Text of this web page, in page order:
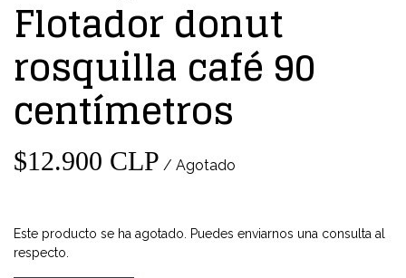
Flotador donut
rosquilla café 90
centímetros
$12.900 CLP / Agotado
Este producto se ha agotado. Puedes enviarnos una consulta al
respecto.